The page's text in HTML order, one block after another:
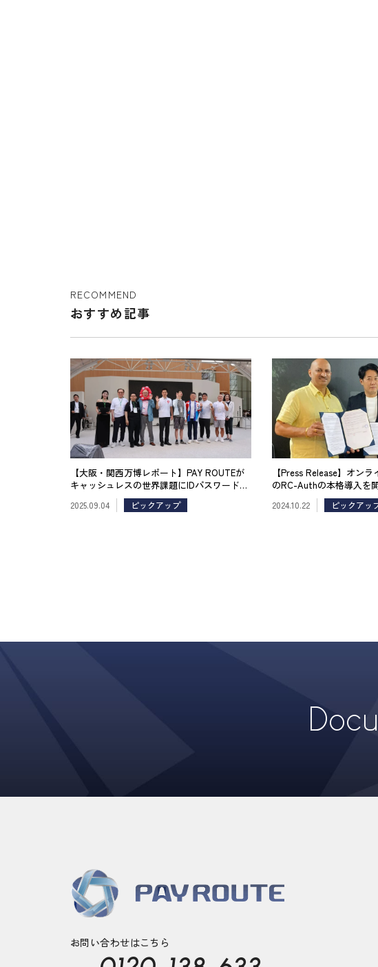
RECOMMEND
おすすめ記事
【大阪・関西万博レポート】PAY ROUTEが
キャッシュレスの世界課題にIDパスワードレ
スでアプローチ
2025.09.04 ピックアップ
【Press Release】オン
のRC-Authの本格導入を
2024.10.22 ピックアッ
お問い合わせはこちら